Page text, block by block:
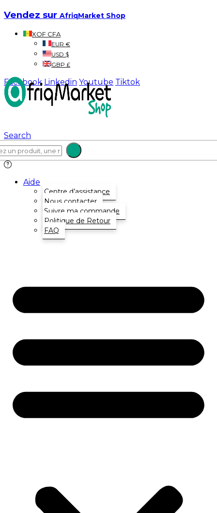
Vendez sur AfriqMarket Shop
XOF CFA
EUR €
USD $
GBP £
Facebook Linkedin Youtube Tiktok
Search
Aide
Centre d’assistance
Nous contacter
Suivre ma commande
Politique de Retour
FAQ